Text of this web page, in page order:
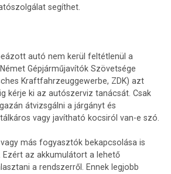
segíthet.
autó nem kerül feltétlenül a
Gépjárműjavítók Szövetsége
Kraftfahrzeuggewerbe, ZDK) azt
kérje ki az autószerviz tanácsát. Csak
átvizsgálni a járgányt és
vagy javítható kocsiról van-e szó.
más fogyasztók bekapcsolása is
az akkumulátort a lehető
a rendszerről. Ennek legjobb